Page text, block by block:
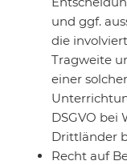
und ggf.
die
Tragweite
einer
DSGVO bei
Drittländer
Recht auf